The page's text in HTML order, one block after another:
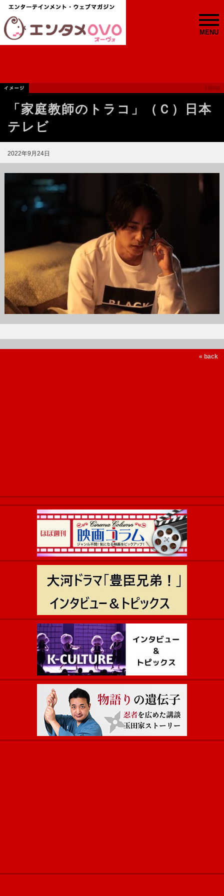
MENU
「家庭教師のトラコ」（Ｃ）日本
テレビ
2022年9月24日
« back